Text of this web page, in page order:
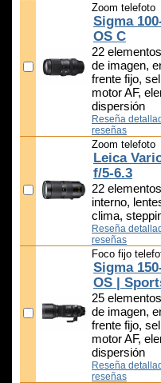
Zoom telefoto
Sigma
OS C
22
de imagen,
frente fijo,
motor AF,
dispersión
Reseña
reseñas
Zoom telefoto
Leica
f/5-6.3
22
interno,
clima,
Reseña
reseñas
Foco fijo
Sigma
OS |
25
de imagen,
frente fijo,
motor AF,
dispersión
Reseña
reseñas